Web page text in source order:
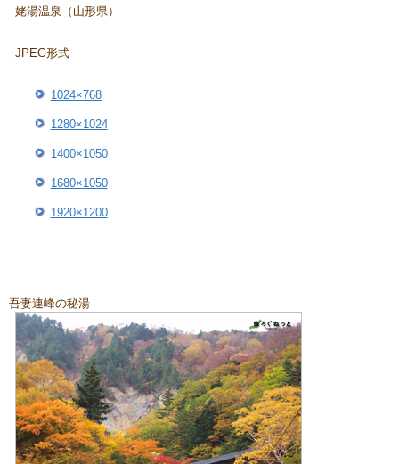
姥湯温泉（山形県）
JPEG形式
1024×768
1280×1024
1400×1050
1680×1050
1920×1200
吾妻連峰の秘湯